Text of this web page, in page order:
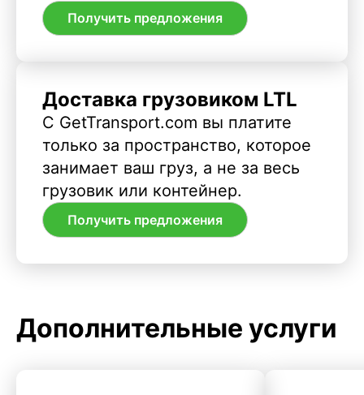
Получить предложения
Доставка грузовиком LTL
С GetTransport.com вы платите
только за пространство, которое
занимает ваш груз, а не за весь
грузовик или контейнер.
Получить предложения
Дополнительные услуги